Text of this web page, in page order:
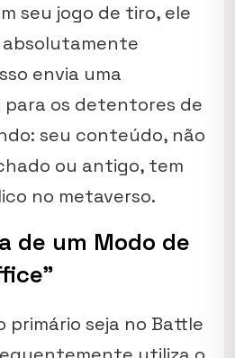
seu jogo de tiro, ele
envia uma
para os detentores de
seu conteúdo, não
ou antigo, tem
no metaverso.
de um Modo de
primário seja no Battle